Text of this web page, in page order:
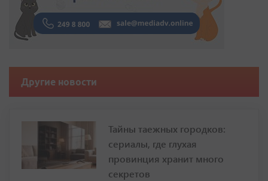
Другие новости
Тайны таежных городков:
сериалы, где глухая
провинция хранит много
секретов